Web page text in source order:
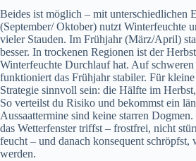
Beides ist möglich – mit unterschiedlichen
(September/ Oktober) nutzt Winterfeuchte
vieler Stauden. Im Frühjahr (März/April)
besser. In trockenen Regionen ist der
Winterfeuchte Durchlauf hat. Auf schweren
funktioniert das Frühjahr stabiler. Für
Strategie sinnvoll sein: die Hälfte im
So verteilst du Risiko und bekommst ein
Aussaattermine sind keine starren
das Wetterfenster triffst – frostfrei, nicht
feucht – und danach konsequent schröpfst,
werden.